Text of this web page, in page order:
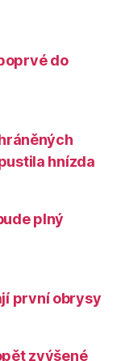
do
hnízda
plný
první obrysy
zvýšené